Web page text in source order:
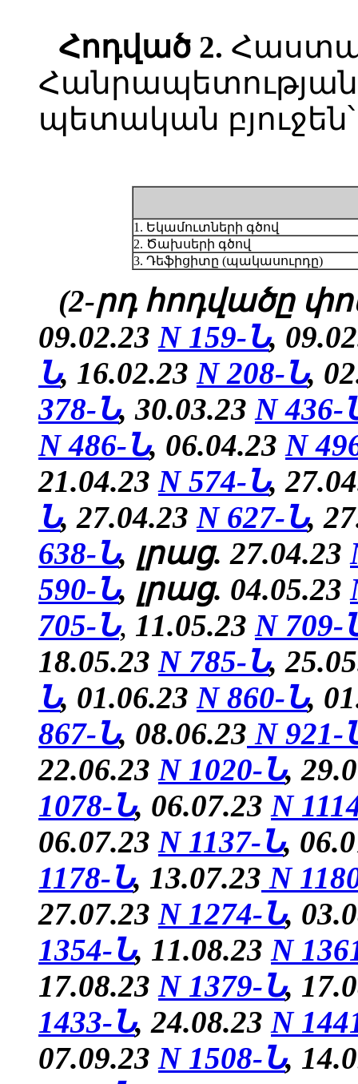
Հոդված 2.
Հանրապետության
պետական բյուջեն՝
1. Եկամուտների գծով
2. Ծախսերի գծով
3. Դեֆիցիտը (պակասուրդը)
(2-րդ հոդվածը
09.02.23 N 159-Ն,
Ն, 16.02.23 N 208-Ն,
378-Ն, 30.03.23 N 436-
N 486-Ն, 06.04.23 N
21.04.23 N 574-Ն,
Ն, 27.04.23 N 627-Ն,
638-Ն, լրաց. 27.04.23
590-Ն, լրաց. 04.05.23
705-Ն, 11.05.23 N 709-
18.05.23 N 785-Ն,
Ն, 01.06.23 N 860-Ն,
867-Ն, 08.06.23 N 921-
22.06.23 N 1020-Ն,
1078-Ն, 06.07.23 N
06.07.23 N 1137-Ն,
1178-Ն, 13.07.23 N
27.07.23 N 1274-Ն,
1354-Ն, 11.08.23 N
17.08.23 N 1379-Ն,
1433-Ն, 24.08.23 N
07.09.23 N 1508-Ն,